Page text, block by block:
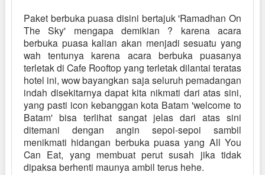
Paket berbuka puasa disini bertajuk 'Ramadhan On
The Sky' mengapa demikian ? karena acara
berbuka puasa kalian akan menjadi sesuatu yang
wah tentunya karena acara berbuka puasanya
terletak di Cafe Rooftop yang terletak dilantai teratas
hotel ini, wow bayangkan saja seluruh pemadangan
indah disekitarnya dapat kita nikmati dari atas sini,
yang pasti icon kebanggan kota Batam 'welcome to
Batam' bisa terlihat sangat jelas dari atas sini
ditemani dengan angin sepoi-sepoi sambil
menikmati hidangan berbuka puasa yang All You
Can Eat, yang membuat perut susah jika tidak
dipaksa berhenti maunya ambil terus hehe.